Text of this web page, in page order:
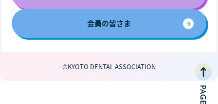
会員の皆さま
©KYOTO DENTAL ASSOCIATION